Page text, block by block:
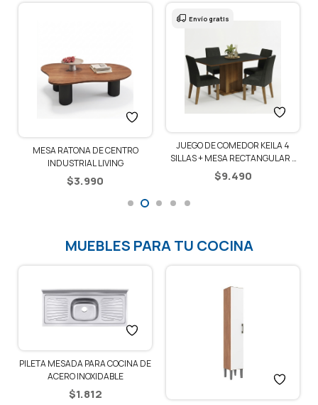
MESA RATONA DE CENTRO
INDUSTRIAL LIVING
$3.990
JUEGO DE COMEDOR KEILA 4
SILLAS + MESA RECTANGULAR –
RÚSTICO/NEGRO/OXFORD
$9.490
Envío gratis
MUEBLES PARA TU COCINA
PILETA MESADA PARA COCINA DE
ACERO INOXIDABLE
$1.812